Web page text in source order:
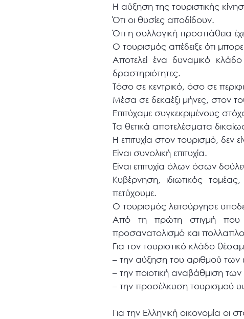
Η αύξηση της τουριστικής
Ότι οι θυσίες αποδίδουν.
Ότι η συλλογική προσπάθεια
Ο τουρισμός απέδειξε ότι
Αποτελεί ένα δυναμικό
δραστηριότητες.
Τόσο σε κεντρικό, όσο σε
Μέσα σε δεκαέξι μήνες, στον
Επιτύχαμε συγκεκριμένους
Τα θετικά αποτελέσματα
Η επιτυχία στον τουρισμό, δεν
Είναι συνολική επιτυχία.
Είναι επιτυχία όλων όσων
Κυβέρνηση, ιδιωτικός
πετύχουμε.
Ο τουρισμός λειτούργησε
Από τη πρώτη στιγμή που
προσανατολισμό και
Για τον τουριστικό κλάδο
– την αύξηση του αριθμού των
– την ποιοτική αναβάθμιση
– την προσέλκυση τουρισμού
Για την Ελληνική οικονομία οι